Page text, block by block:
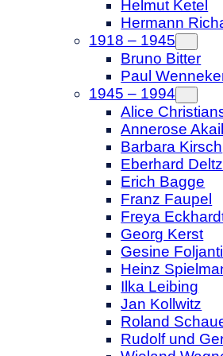
Helmut Ketel
Hermann
1918 – 1945
Bruno Bitter
Paul
1945 – 1994
Alice
Annerose
Barbara Kirsch
Eberhard Deltz
Erich Bagge
Franz Faupel
Freya
Georg Kerst
Gesine
Heinz
Ilka Leibing
Jan Kollwitz
Roland
Rudolf und